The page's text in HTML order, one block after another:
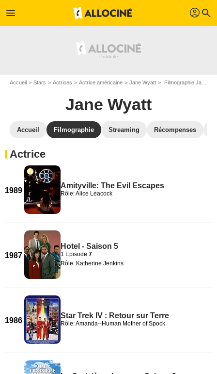
menu profil search
Accueil Stars Actrices Actrice américaine Jane Wyatt Filmographie Jane Wyatt
Jane Wyatt
Accueil Filmographie Streaming Récompenses
Actrice
1989
Amityville: The Evil Escapes
Rôle: Alice Leacock
1987
Hotel - Saison 5
1 Episode 7
Rôle: Katherine Jenkins
1986
Star Trek IV : Retour sur Terre
Rôle: Amanda--Human Mother of Spock